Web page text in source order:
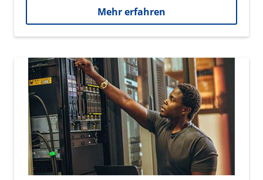
Mehr erfahren